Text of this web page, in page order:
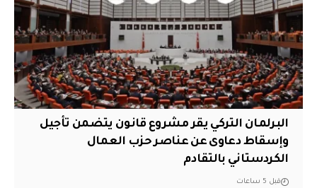
البرلمان التركي يقر مشروع قانون يتضمن تأجيل
وإسقاط دعاوى عن عناصر حزب العمال
الكردستاني بالتقادم
قبل 5 ساعات